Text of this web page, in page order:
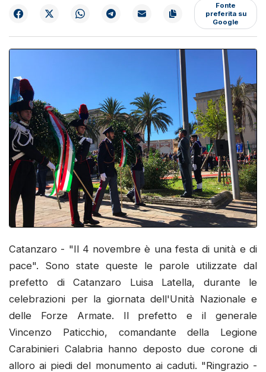
Fonte
preferita su
Google
Catanzaro - "Il 4 novembre è una festa di unità e di
pace". Sono state queste le parole utilizzate dal
prefetto di Catanzaro Luisa Latella, durante le
celebrazioni per la giornata dell'Unità Nazionale e
delle Forze Armate. Il prefetto e il generale
Vincenzo Paticchio, comandante della Legione
Carabinieri Calabria hanno deposto due corone di
alloro ai piedi del monumento ai caduti. "Ringrazio -